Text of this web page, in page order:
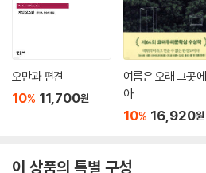
오만과 편견
10% 11,700원
여름은 오래 그곳
아
10% 16,920원
이 상품의 특별 구성